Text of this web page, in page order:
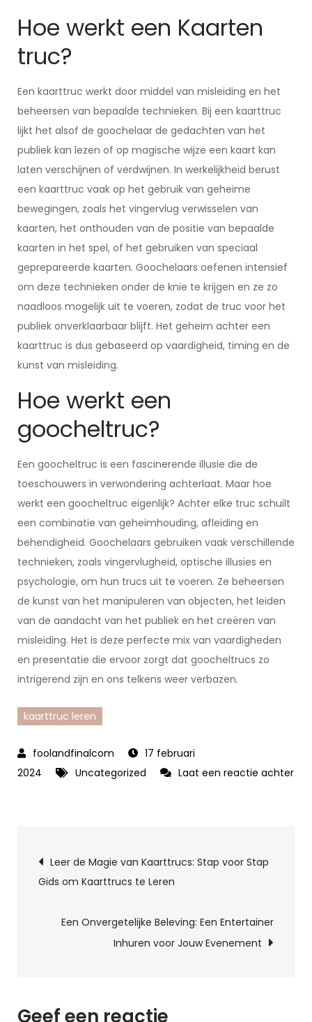
Hoe werkt een Kaarten
truc?
Een kaarttruc werkt door middel van misleiding en het
beheersen van bepaalde technieken. Bij een kaarttruc
lijkt het alsof de goochelaar de gedachten van het
publiek kan lezen of op magische wijze een kaart kan
laten verschijnen of verdwijnen. In werkelijkheid berust
een kaarttruc vaak op het gebruik van geheime
bewegingen, zoals het vingervlug verwisselen van
kaarten, het onthouden van de positie van bepaalde
kaarten in het spel, of het gebruiken van speciaal
geprepareerde kaarten. Goochelaars oefenen intensief
om deze technieken onder de knie te krijgen en ze zo
naadloos mogelijk uit te voeren, zodat de truc voor het
publiek onverklaarbaar blijft. Het geheim achter een
kaarttruc is dus gebaseerd op vaardigheid, timing en de
kunst van misleiding.
Hoe werkt een
goocheltruc?
Een goocheltruc is een fascinerende illusie die de
toeschouwers in verwondering achterlaat. Maar hoe
werkt een goocheltruc eigenlijk? Achter elke truc schuilt
een combinatie van geheimhouding, afleiding en
behendigheid. Goochelaars gebruiken vaak verschillende
technieken, zoals vingervlugheid, optische illusies en
psychologie, om hun trucs uit te voeren. Ze beheersen
de kunst van het manipuleren van objecten, het leiden
van de aandacht van het publiek en het creëren van
misleiding. Het is deze perfecte mix van vaardigheden
en presentatie die ervoor zorgt dat goocheltrucs zo
intrigerend zijn en ons telkens weer verbazen.
kaarttruc leren
17 februari
2024
Uncategorized
Laat een reactie achter
kaarttruc:
Verbaas
Berichtnavigatie
Leer de Magie van Kaarttrucs: Stap voor Stap
Gids om Kaarttrucs te Leren
Een Onvergetelijke Beleving: Een Entertainer
Inhuren voor Jouw Evenement
Geef een reactie